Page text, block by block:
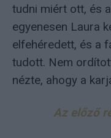
tudni miért ott, és
egyenesen Laura
elfehéredett, és a
tudott. Nem
nézte, ahogy a
Az előző